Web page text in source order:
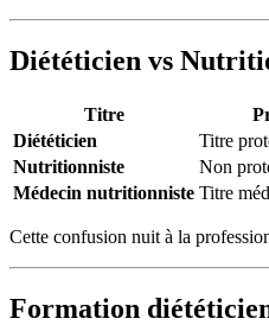
Diététicien vs
Titre
Diététicien
Titre
Nutritionniste
Non
Médecin nutritionniste Titre
Cette confusion nuit à la
Formation